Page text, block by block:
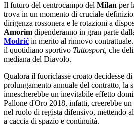
Il futuro del centrocampo del Milan per
trova in un momento di cruciale
dirigenza rossonera e le rotazioni a
Amorim dipenderanno in gran parte
Modrić in merito al rinnovo
il quotidiano sportivo Tuttosport, che
mediana del Diavolo.
Qualora il fuoriclasse croato decidesse
prolungamento annuale del contratto, la
innescherebbe un inevitabile effetto
Pallone d'Oro 2018, infatti, creerebbe
nel ruolo di regista difensivo, mettendo
a caccia di spazio e continuità.